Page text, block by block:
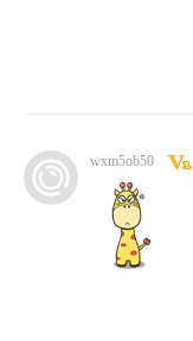
wxm5ob50